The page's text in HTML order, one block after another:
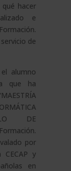
hacer
e
de
alumno
que ha
DE
por
y
en